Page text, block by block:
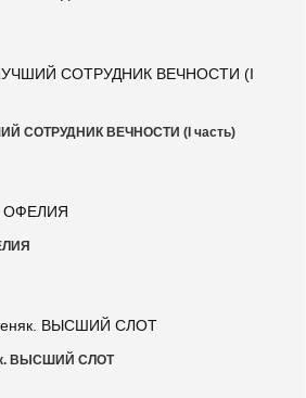
СОТРУДНИК ВЕЧНОСТИ (I часть)
ВЫСШИЙ СЛОТ